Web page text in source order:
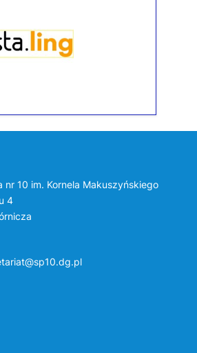
nr 10 im. Kornela Makuszyńskiego
4